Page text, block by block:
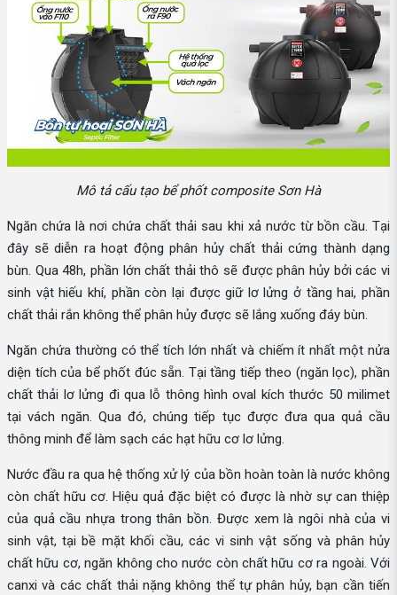
Mô tả cấu tạo bể phốt composite Sơn Hà
Ngăn chứa là nơi chứa chất thải sau khi xả nước từ bồn cầu. Tại
đây sẽ diễn ra hoạt động phân hủy chất thải cứng thành dạng
bùn. Qua 48h, phần lớn chất thải thô sẽ được phân hủy bởi các vi
sinh vật hiếu khí, phần còn lại được giữ lơ lửng ở tầng hai, phần
chất thải rắn không thể phân hủy được sẽ lắng xuống đáy bùn.
Ngăn chứa thường có thể tích lớn nhất và chiếm ít nhất một nửa
diện tích của bể phốt đúc sẵn. Tại tầng tiếp theo (ngăn lọc), phần
chất thải lơ lửng đi qua lỗ thông hình oval kích thước 50 milimet
tại vách ngăn. Qua đó, chúng tiếp tục được đưa qua quả cầu
thông minh để làm sạch các hạt hữu cơ lơ lửng.
Nước đầu ra qua hệ thống xử lý của bồn hoàn toàn là nước không
còn chất hữu cơ. Hiệu quả đặc biệt có được là nhờ sự can thiệp
của quả cầu nhựa trong thân bồn. Được xem là ngôi nhà của vi
sinh vật, tại bề mặt khối cầu, các vi sinh vật sống và phân hủy
chất hữu cơ, ngăn không cho nước còn chất hữu cơ ra ngoài. Với
canxi và các chất thải nặng không thể tự phân hủy, bạn cần tiến